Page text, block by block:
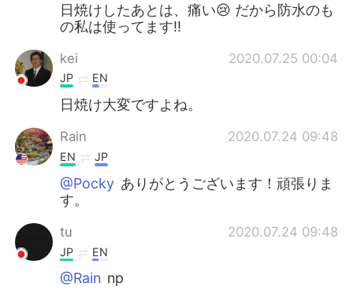
Indonesia Italiano
Türkçe
Português
日焼けしたあとは、痛い😢 だから防水のも
の私は使ってます!!
kei 2020.07.25 00:04
JP EN
日焼け大変ですよね。
Rain 2020.07.24 09:48
EN JP
@Pocky ありがとうございます！頑張りま
す。
tu 2020.07.24 09:48
JP EN
@Rain np